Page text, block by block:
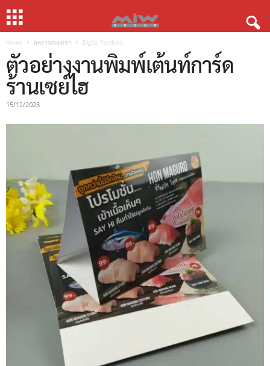
Home ผลงานของเรา Digital Portfolio
ตัวอย่างงานพิมพ์เต้นท์การ์ด
ร้านเซย์ไฮ
15/12/2023